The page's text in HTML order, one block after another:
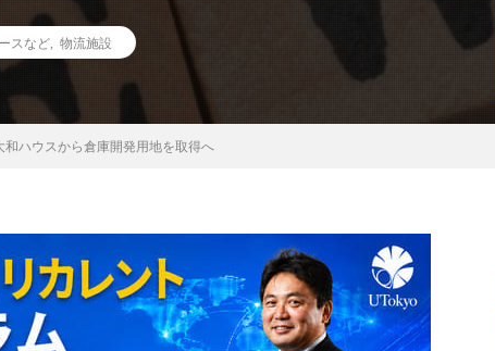
スなど 物流施設
ハウスから倉庫開発用地を取得へ